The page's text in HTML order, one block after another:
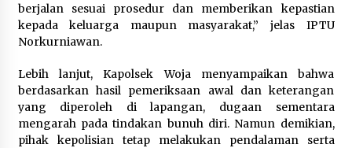
berjalan sesuai prosedur dan memberikan kepastian
kepada keluarga maupun masyarakat,” jelas IPTU
Norkurniawan.
Lebih lanjut, Kapolsek Woja menyampaikan bahwa
berdasarkan hasil pemeriksaan awal dan keterangan
yang diperoleh di lapangan, dugaan sementara
mengarah pada tindakan bunuh diri. Namun demikian,
pihak kepolisian tetap melakukan pendalaman serta